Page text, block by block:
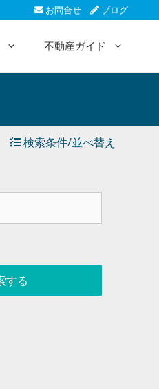
お問合せ ブログ
不動産ガイド
検索条件/並べ替え